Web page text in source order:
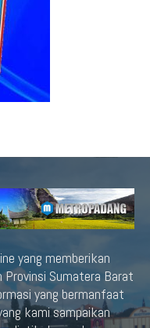
yang memberikan
Sumatera Barat
yang bermanfaat
kami sampaikan